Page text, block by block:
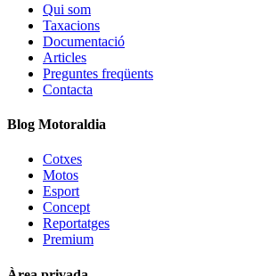
Qui som
Taxacions
Documentació
Articles
Preguntes freqüents
Contacta
Blog Motoraldia
Cotxes
Motos
Esport
Concept
Reportatges
Premium